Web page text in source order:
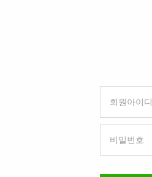
회원아이디
비밀번호